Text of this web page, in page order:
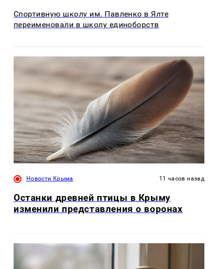
Спортивную школу им. Павленко в Ялте
переименовали в школу единоборств
Новости Крыма 11 часов назад
Останки древней птицы в Крыму
изменили представления о воронах